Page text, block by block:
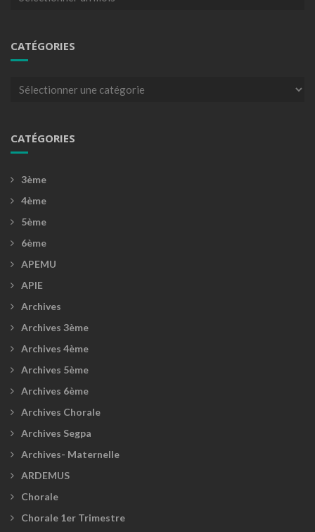
CATÉGORIES
Catégories
CATÉGORIES
3ème
4ème
5ème
6ème
APEMU
APIE
Archives
Archives 3ème
Archives 4ème
Archives 5ème
Archives 6ème
Archives Chorale
Archives Segpa
Archives- Maternelle
ARDEMUS
Chorale
Chorale 1er Trimestre